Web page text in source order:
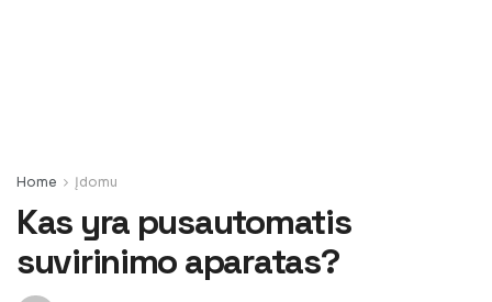
Home Įdomu
Kas yra pusautomatis
suvirinimo aparatas?